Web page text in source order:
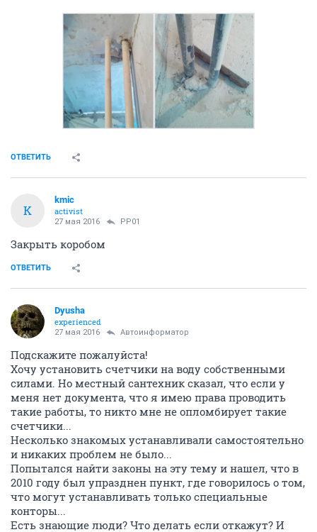
ОТВЕТИТЬ
K
kmic
activist
27 мая 2016 PP01
Закрыть коробом
ОТВЕТИТЬ
Dyusha
experienced
27 мая 2016 Автоинформатор
Подскажите пожалуйста!
Хочу установить счетчики на воду собственными
силами. Но местный сантехник сказал, что если у
меня нет документа, что я имею права проводить
такие работы, то никто мне не опломбирует такие
счетчики...
Несколько знакомых устанавливали самостоятельно
и никаких проблем не было...
Попытался найти законы на эту тему и нашел, что в
2010 году был упразднен пункт, где говорилось о том,
что могут устанавливать только специальные
конторы...
Есть знающие люди? Что делать если откажут? И